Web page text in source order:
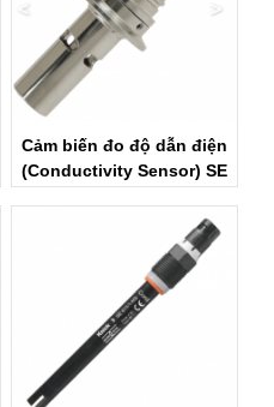
Cảm biến đo độ dẫn điện
(Conductivity Sensor) SE